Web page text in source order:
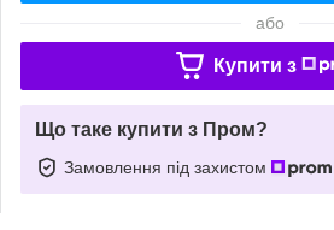
або
Купити з
Що таке купити з Пром?
Замовлення під захистом